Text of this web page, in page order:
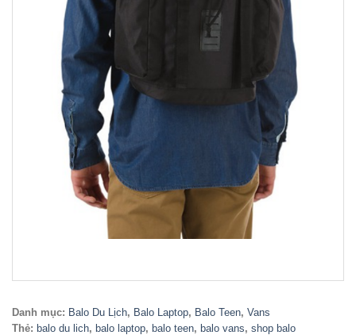
Danh mục: Balo Du Lịch, Balo Laptop, Balo Teen, Vans
Thẻ: balo du lich, balo laptop, balo teen, balo vans, shop balo